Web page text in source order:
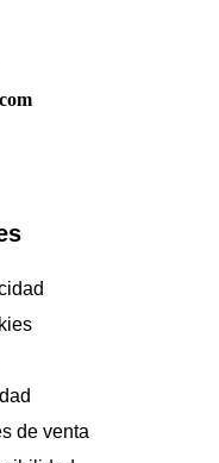
de venta